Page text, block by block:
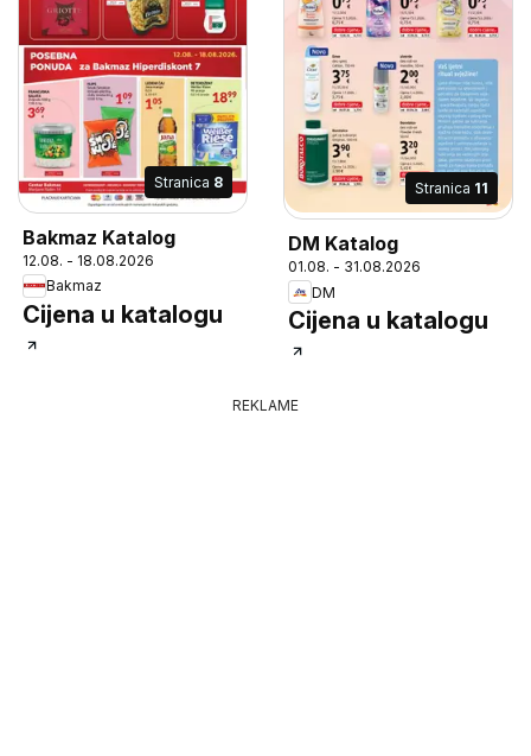
Stranica 8
Bakmaz Katalog
12.08. - 18.08.2026
Bakmaz
Cijena u katalogu
Stranica 11
DM Katalog
01.08. - 31.08.2026
DM
Cijena u katalogu
REKLAME